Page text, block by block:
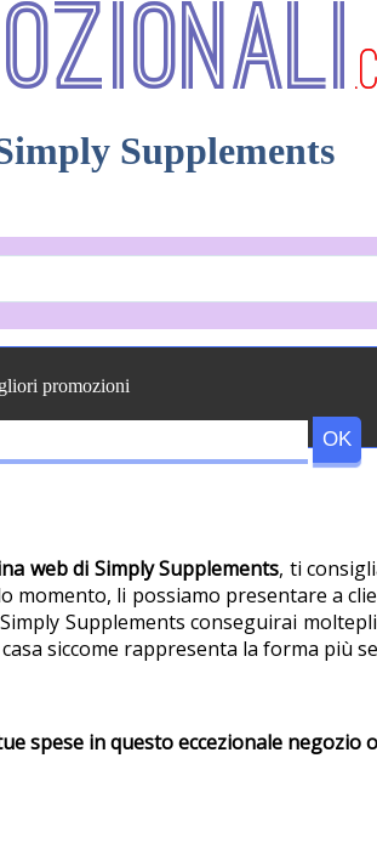
Supplements
web di Simply Supplements, ti
momento, li possiamo presentare a
Supplements conseguirai
siccome rappresenta la forma più
promozioni
spese in questo eccezionale negozio